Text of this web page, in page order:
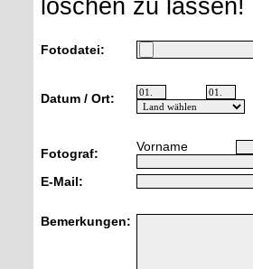
löschen zu
Fotodatei:
Datum / Ort:
Fotograf: Vorname
E-Mail:
Bemerkungen: